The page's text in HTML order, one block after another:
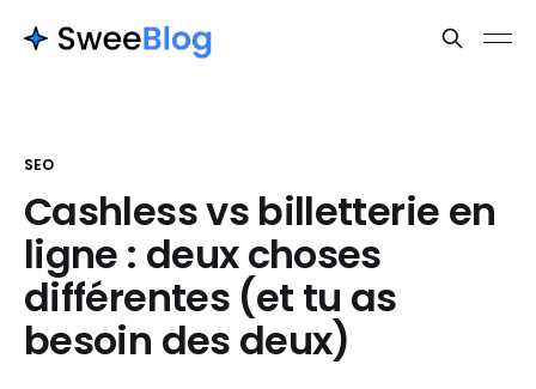
SEO
Cashless vs billetterie en
ligne : deux choses
différentes (et tu as
besoin des deux)